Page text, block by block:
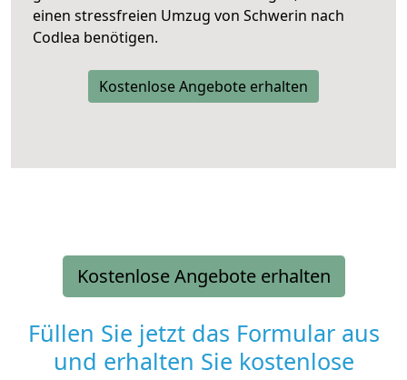
einen stressfreien Umzug von Schwerin nach
Codlea benötigen.
Kostenlose Angebote erhalten
Kostenlose Angebote erhalten
Füllen Sie jetzt das Formular aus
und erhalten Sie kostenlose